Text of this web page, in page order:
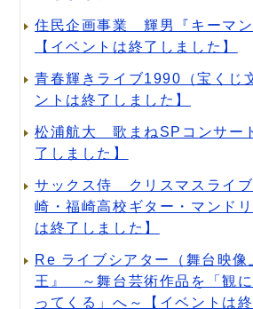
住民企画事業 輝男『キーマン
【イベントは終了しました】
青春輝きライブ1990（宝くじ
ントは終了しました】
松浦航大 歌まねSPコンサー
了しました】
サックス侍 クリスマスライ
崎・福崎高校ギター・マンド
は終了しました】
Re ライブシアター（舞台映
王』 ～舞台芸術作品を「観
ってくる」へ～【イベントは